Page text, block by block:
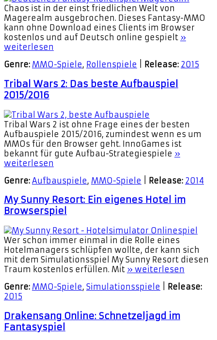
Chaos ist in der einst friedlichen Welt von
Magerealm ausgebrochen. Dieses Fantasy-MMO
kann ohne Download eines Clients im Browser
kostenlos und auf Deutsch online gespielt »
weiterlesen
Genre: MMO-Spiele, Rollenspiele Release: 2015
Tribal Wars 2: Das beste Aufbauspiel
2015/2016
Tribal Wars 2 ist ohne Frage eines der besten
Aufbauspiele 2015/2016, zumindest wenn es um
MMOs für den Browser geht. InnoGames ist
bekannt für gute Aufbau-Strategiespiele »
weiterlesen
Genre: Aufbauspiele, MMO-Spiele Release: 2014
My Sunny Resort: Ein eigenes Hotel im
Browserspiel
Wer schon immer einmal in die Rolle eines
Hotelmanagers schlüpfen wollte, der kann sich
mit dem Simulationsspiel My Sunny Resort diesen
Traum kostenlos erfüllen. Mit » weiterlesen
Genre: MMO-Spiele, Simulationsspiele
Release:
2015
Drakensang Online: Schnetzeljagd im
Fantasyspiel